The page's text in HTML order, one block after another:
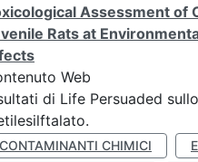
Assessment of
Rats at
Web
di Life Persuaded
CONTAMINANTI CHIMICI